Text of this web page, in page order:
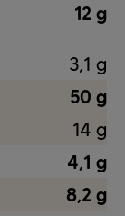
12 g
3,1 g
50 g
14 g
4,1 g
8,2 g